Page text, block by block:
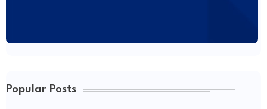
Popular Posts